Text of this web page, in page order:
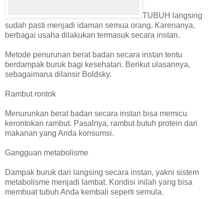
TUBUH langsing
sudah pasti menjadi idaman semua orang. Karenanya,
berbagai usaha dilakukan termasuk secara instan.
Metode penurunan berat badan secara instan tentu
berdampak buruk bagi kesehatan. Berikut ulasannya,
sebagaimana dilansir Boldsky.
Rambut rontok
Menurunkan berat badan secara instan bisa memicu
kerontokan rambut. Pasalnya, rambut butuh protein dari
makanan yang Anda konsumsi.
Gangguan metabolisme
Dampak buruk dari langsing secara instan, yakni sistem
metabolisme menjadi lambat. Kondisi inilah yang bisa
membuat tubuh Anda kembali seperti semula.